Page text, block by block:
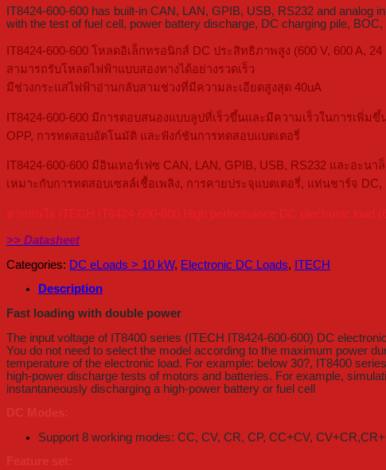
IT8424-600-600 has built-in CAN, LAN, GPIB, USB, RS232 and analog
with the test of fuel cell, power battery discharge, DC charging pile,
IT8424-600-600 โหลดอิเล็กทรอนิกส์ DC ประสิทธิภาพสูง (600 V, 600 A,
สามารถรับโหลดไฟฟ้าแบบสองทางได้อย่างรวดเร็ว
มีช่วงกระแสไฟฟ้าอ่านกลับสามช่วงที่มีความละเอียดสูงสุด 40uA
IT8424-600-600 มีการตอบสนองแบบลูปที่เร็วขึ้นและมีความเร็วในการเพิ่
OPP, การทดสอบอัตโนมัติ และฟังก์ชันการทดสอบแบตเตอรี่
IT8424-600-600 มีอินเทอร์เฟซ CAN, LAN, GPIB, USB, RS232 และอ
เหมาะกับการทดสอบเซลล์เชื้อเพลิง, การคายประจุแบตเตอรี่, แท่นชาร์จ
หากสนใจ ITECH IT8424-600-600 High performance DC electronic
>> Datasheet
Categories: DC eLoads > 10 kW, Electronic DC Loads, ITECH
Description
Fast loading with double power
The input voltage of IT8400 series (ITECH IT8424-600-600) DC
You do not need to select the model according to the maximum power
temperature of the electronic load. For example: below 30?, IT8400
high-power discharge tests of motors and batteries. For example,
instantaneously discharging a high-power battery or fuel cell
Support 8 working modes: CC, CV, CR, CP, CC+CV,